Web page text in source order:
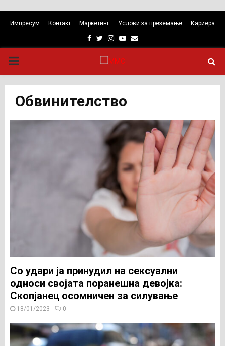
Импресум Контакт Маркетинг Услови за преземање Кариера
Facebook
TwitterInstagram
Youtube
Email
PRIMARY
MENU
Обвинителство
Со удари ја принудил на сексуални
односи својата поранешна девојка:
Скопјанец осомничен за силување
18/01/2023 0